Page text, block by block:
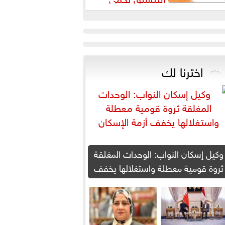
من النصب الأكاديمي
اخترنا لك
وكيل إسكان النواب: الوحدات المغلقة
ثروة قومية معطلة واستغلالها يخفف
أزمة الإسكان